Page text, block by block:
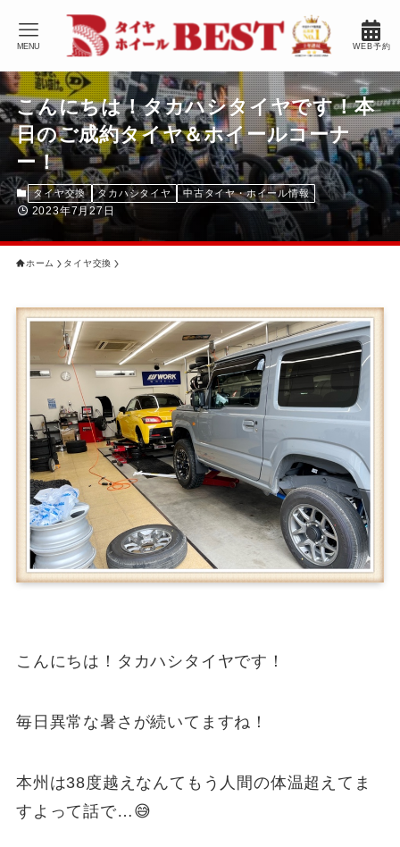
WEB予約
MENU
こんにちは！タカハシタイヤです！本
日のご成約タイヤ＆ホイールコーナ
ー！
タイヤ交換 タカハシタイヤ 中古タイヤ・ホイール情報
2023年7月27日
ホーム タイヤ交換
こんにちは！タカハシタイヤです！
毎日異常な暑さが続いてますね！
本州は38度越えなんてもう人間の体温超えてま
すよって話で…😅